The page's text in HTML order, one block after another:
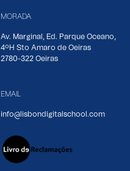
MORADA
Av. Marginal, Ed. Parque Oceano,
4ºH Sto Amaro de Oeiras
2780-322 Oeiras
EMAIL
info@lisbondigitalschool.com